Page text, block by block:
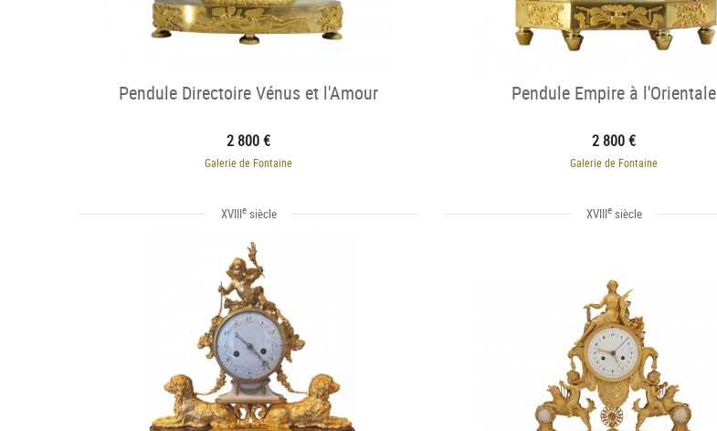
Pendule Directoire Vénus et l'Amour
2 800 €
Galerie de Fontaine
Pendule Empire à l'Orientale
2 800 €
Galerie de Fontaine
XVIIIesiècle XVIIIesiècle